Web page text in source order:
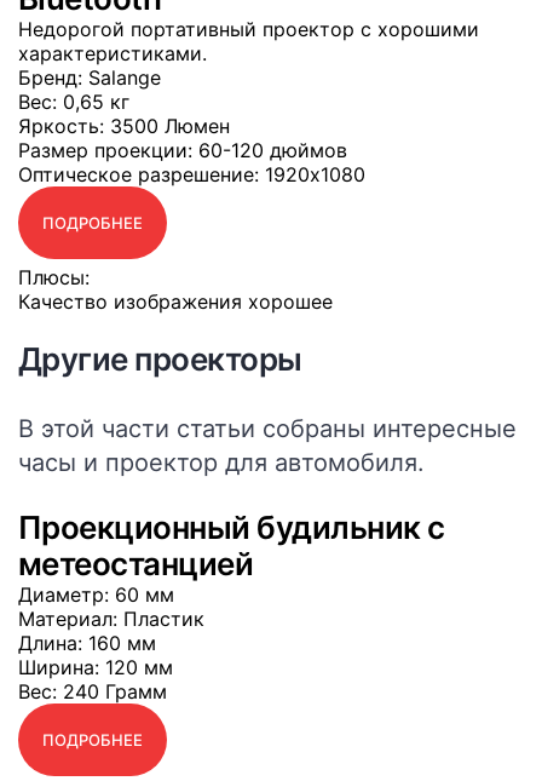
Недорогой портативный проектор с хорошими
характеристиками.
Бренд: Salange
Вес: 0,65 кг
Яркость: 3500 Люмен
Размер проекции: 60-120 дюймов
Оптическое разрешение: 1920x1080
ПОДРОБНЕЕ
Плюсы:
Качество изображения хорошее
Другие проекторы
В этой части статьи собраны интересные
часы и проектор для автомобиля.
Проекционный будильник с
метеостанцией
Диаметр: 60 мм
Материал: Пластик
Длина: 160 мм
Ширина: 120 мм
Вес: 240 Грамм
ПОДРОБНЕЕ